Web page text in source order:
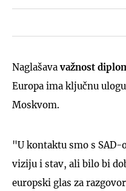
Naglašavavažnost
Europa ima ključnu
Moskvom.
"U kontaktu smo s
viziju i stav, ali bilo bi
europski glas za